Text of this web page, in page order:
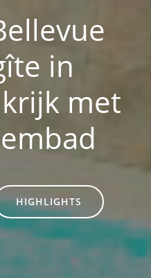
in
met
HIGHLIGHTS